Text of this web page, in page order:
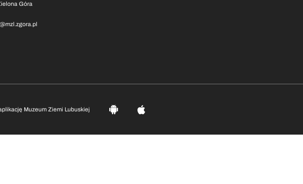
Góra
Muzeum Ziemi Lubuskiej